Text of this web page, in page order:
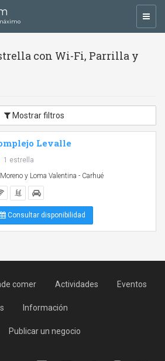
con Wi-Fi, Parrilla y
Mostrar filtros
Levalle
1 estrella
Moreno y Loma Valentina - Carhué
Consultar disponibilidad
comer Actividades Eventos
Información
Publicar un negocio